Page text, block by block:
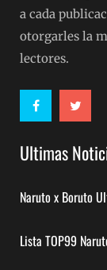
a cada
otorgarles la
lectores.
Ultimas
Naruto x Boruto
Lista TOP99